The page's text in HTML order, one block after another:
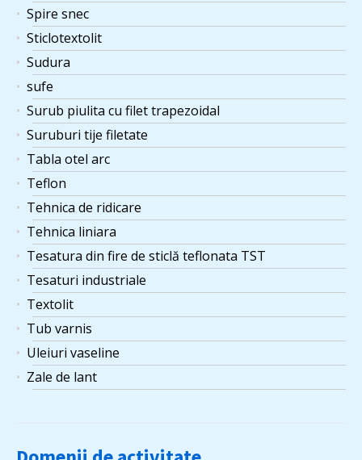
Spire snec
Sticlotextolit
Sudura
sufe
Surub piulita cu filet trapezoidal
Suruburi tije filetate
Tabla otel arc
Teflon
Tehnica de ridicare
Tehnica liniara
Tesatura din fire de sticlă teflonata TST
Tesaturi industriale
Textolit
Tub varnis
Uleiuri vaseline
Zale de lant